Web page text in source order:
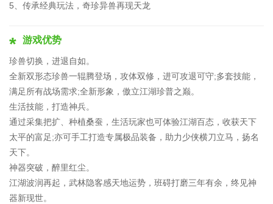
5、传承经典玩法，奇珍异兽再现天龙
游戏优势
珍兽切换，进退自如。
全新双形态珍兽一辊腾登场，攻体双修，进可攻退可守;多套技能，
满足所有战场需求;全新形象，傲立江湖珍普之巅。
生活技能，打造神兵。
通过采集把扩、种植桑蚕，生活玩家也可体验江湖百态，收获天下
太平的富足;亦可手工打造专属极品装备，助力少侠横刀立马，扬名
天下。
神器突破，醉里红尘。
江湖波润再起，武林隐客感天地运势，班碍打磨三年有余，终见神
器新现世。